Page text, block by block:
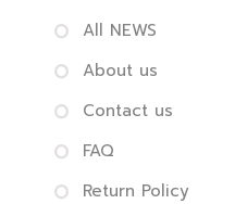
All NEWS
About us
Contact us
FAQ
Return Policy